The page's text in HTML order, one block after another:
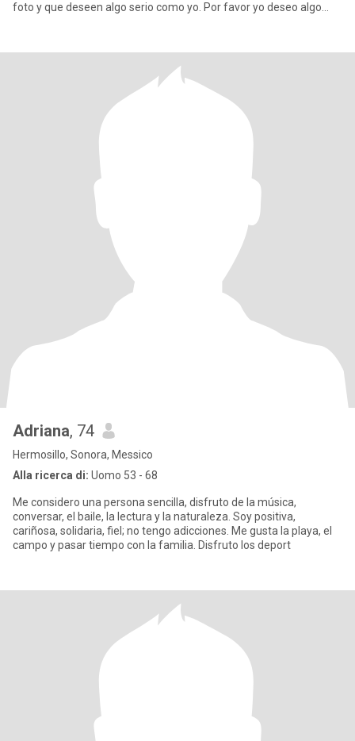
foto y que deseen algo serio como yo. Por favor yo deseo algo
Adriana, 74
Hermosillo, Sonora, Messico
Alla ricerca di: Uomo 53 - 68
Me considero una persona sencilla, disfruto de la música,
conversar, el baile, la lectura y la naturaleza. Soy positiva,
cariñosa, solidaria, fiel; no tengo adicciones. Me gusta la playa, el
campo y pasar tiempo con la familia. Disfruto los deport